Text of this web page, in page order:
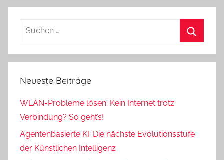
Suchen
Neueste Beiträge
WLAN-Probleme lösen: Kein Internet trotz
Verbindung? So geht’s!
Agentenbasierte KI: Die nächste Evolutionsstufe
der Künstlichen Intelligenz